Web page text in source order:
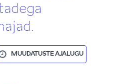
MUUDATUSTE AJALUGU